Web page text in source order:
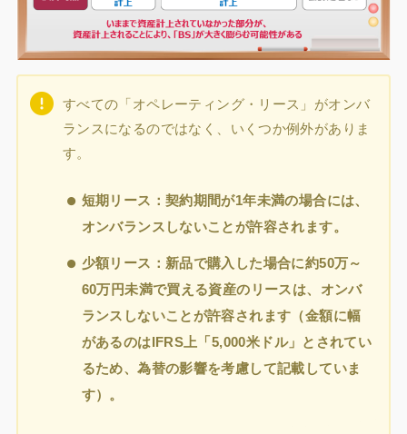
すべての「オペレーティング・リース」がオンバ
ランスになるのではなく、いくつか例外がありま
す。
短期リース：契約期間が1年未満の場合には、
オンバランスしないことが許容されます。
少額リース：新品で購入した場合に約50万～
60万円未満で買える資産のリースは、オンバ
ランスしないことが許容されます（金額に幅
があるのはIFRS上「5,000米ドル」とされてい
るため、為替の影響を考慮して記載していま
す）。